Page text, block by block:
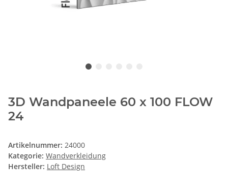
3D Wandpaneele 60 x 100 FLOW
24
Artikelnummer: 24000
Kategorie: Wandverkleidung
Hersteller: Loft Design